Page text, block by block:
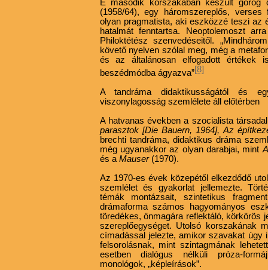
E második korszakában készült
(1958/64), egy háromszereplős,
olyan pragmatista, aki eszközzé teszi az
hatalmát fenntartsa. Neoptolemoszt
Philoktétész szenvedéseitől.
követő nyelven szólal meg, még a
és az általánosan elfogadott értékek
beszédmódba ágyazva”[8]
A tandráma didaktikusságától és
viszonylagosság szemlélete áll előtérben
A hatvanas években a szocialista
parasztok [Die Bauern, 1964], Az
brechti tandráma, didaktikus dráma
még ugyanakkor az olyan darabjai, mint
és aMauser (1970).
Az 1970-es évek közepétől elkezdődő
szemlélet és gyakorlat jellemezte.
témák montázsait, szintetikus
drámaforma számos hagyományos
töredékes, önmagára reflektáló, körkörös
szereplőegységet. Utolsó korszakának
címadással jelezte, amikor szavakat úgy
felsorolásnak, mint szintagmának
esetben dialógus nélküli próza-
monológok, „képleírások”.